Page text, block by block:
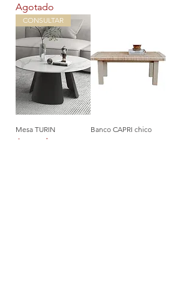
Agotado
CONSULTAR
Mesa TURIN
Agotado
Banco CAPRI chico